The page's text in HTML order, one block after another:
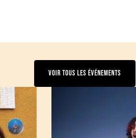
VOIR TOUS LES ÉVÉNEMENTS